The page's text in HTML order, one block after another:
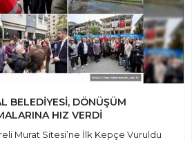
BELEDİYESİ, DÖNÜŞÜM
HIZ VERDİ
Murat Sitesi’ne İlk Kepçe Vuruldu